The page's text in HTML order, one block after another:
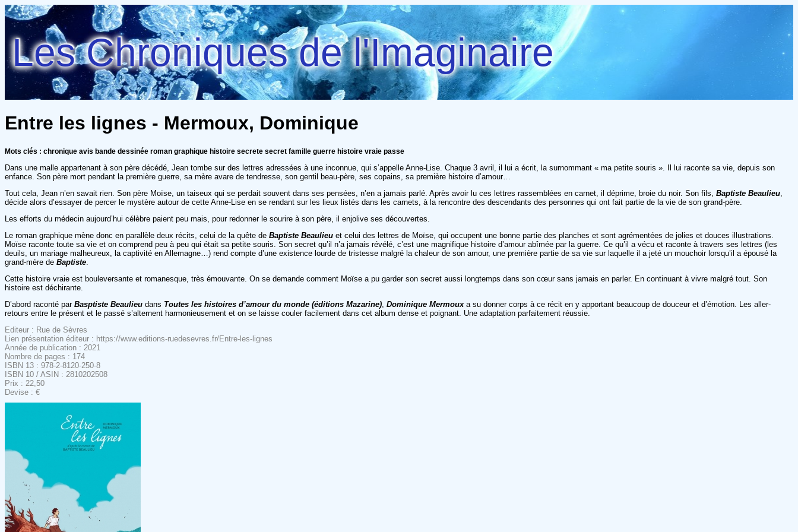
Les Chroniques de l'Imaginaire
Entre les lignes - Mermoux, Dominique
Mots clés : chronique avis bande dessinée roman graphique histoire secrete secret famille guerre histoire vraie passe
Dans une malle appartenant à son père décédé, Jean tombe sur des lettres adressées à une inconnue, qui s’appelle Anne-Lise. Chaque 3 avril, il lui a écrit, la surnommant « ma petite souris ». Il lui raconte sa vie, depuis son
enfance. Son père mort pendant la première guerre, sa mère avare de tendresse, son gentil beau-père, ses copains, sa première histoire d’amour…
Tout cela, Jean n’en savait rien. Son père Moïse, un taiseux qui se perdait souvent dans ses pensées, n’en a jamais parlé. Après avoir lu ces lettres rassemblées en carnet, il déprime, broie du noir. Son fils, Baptiste Beaulieu
décide alors d’essayer de percer le mystère autour de cette Anne-Lise en se rendant sur les lieux listés dans les carnets, à la rencontre des descendants des personnes qui ont fait partie de la vie de son grand-père.
Les efforts du médecin aujourd’hui célèbre paient peu mais, pour redonner le sourire à son père, il enjolive ses découvertes.
Le roman graphique mène donc en parallèle deux récits, celui de la quête de Baptiste Beaulieu et celui des lettres de Moïse, qui occupent une bonne partie des planches et sont agrémentées de jolies et douces illustrations.
Moïse raconte toute sa vie et on comprend peu à peu qui était sa petite souris. Son secret qu’il n’a jamais révélé, c’est une magnifique histoire d’amour abîmée par la guerre. Ce qu’il a vécu et raconte à travers ses lettres (les
deuils, un mariage malheureux, la captivité en Allemagne…) rend compte d’une existence lourde de tristesse malgré la chaleur de son amour, une première partie de sa vie sur laquelle il a jeté un mouchoir lorsqu’il a épousé la
grand-mère de Baptiste
Cette histoire vraie est bouleversante et romanesque, très émouvante. On se demande comment Moïse a pu garder son secret aussi longtemps dans son cœur sans jamais en parler. En continuant à vivre malgré tout. Son
histoire est déchirante.
D’abord raconté par Basptiste Beaulieu dans Toutes les histoires d’amour du monde (éditions Mazarine) Dominique Mermoux a su donner corps à ce récit en y apportant beaucoup de douceur et d’émotion. Les aller-
retours entre le présent et le passé s’alternent harmonieusement et on se laisse couler facilement dans cet album dense et poignant. Une adaptation parfaitement réussie.
Editeur : Rue de Sèvres
Lien présentation éditeur : https://www.editions-ruedesevres.fr/Entre-les-lignes
Année de publication : 2021
Nombre de pages : 174
ISBN 13 : 978-2-8120-250-8
ISBN 10 / ASIN : 2810202508
Prix : 22,50
Devise : €